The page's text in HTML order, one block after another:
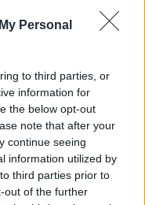
Personal
to third parties, or
information for
the below opt-out
note that after your
continue seeing
information utilized by
third parties prior to
out of the further